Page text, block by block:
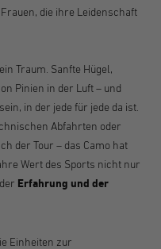
die ihre Leidenschaft
Traum. Sanfte Hügel,
Pinien in der Luft – und
in der jede für jede da ist.
Abfahrten oder
der Tour – das Camo hat
Wert des Sports nicht nur
Erfahrung und der
Einheiten zur